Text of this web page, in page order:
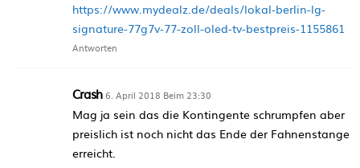
https://www.mydealz.de/deals/lokal-berlin-lg-
signature-77g7v-77-zoll-oled-tv-bestpreis-1155861
Antworten
Crash 6. April 2018 Beim 23:30
Mag ja sein das die Kontingente schrumpfen aber
preislich ist noch nicht das Ende der Fahnenstange
erreicht.